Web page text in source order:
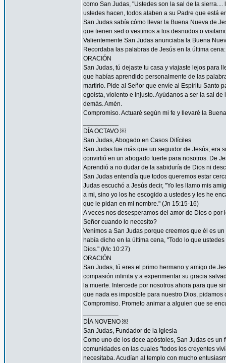
como San Judas, "Ustedes son la sal de la
ustedes hacen, todos alaben a su Padre que está
San Judas sabía cómo llevar la Buena Nueva de
que tienen sed o vestimos a los desnudos o
Valientemente San Judas anunciaba la Buena
Recordaba las palabras de Jesús en la última
ORACIÓN
San Judas, tú dejaste tu casa y viajaste lejos para
que habías aprendido personalmente de las
martirio. Pide al Señor que envíe al Espíritu Santo
egoísta, violento e injusto. Ayúdanos a ser la sal
demás. Amén.
Compromiso. Actuaré según mi fe y llevaré la
DÍA OCTAVO ￼
San Judas, Abogado en Casos Difíciles
San Judas fue más que un seguidor de Jesús; era
convirtió en un abogado fuerte para nosotros. De
Aprendió a no dudar de la sabiduría de Dios ni
San Judas entendía que todos queremos estar
Judas escuchó a Jesús decir, "Yo les llamo mis
a mi, sino yo los he escogido a ustedes y les he
que le pidan en mi nombre." (Jn 15:15-16)
A veces nos desesperamos del amor de Dios o
Señor cuando lo necesito?
Venimos a San Judas porque creemos que él es
había dicho en la última cena, "Todo lo que
Dios." (Mc 10:27)
ORACIÓN
San Judas, tú eres el primo hermano y amigo de
compasión infinita y a experimentar su gracia
la muerte. Intercede por nosotros ahora para que
que nada es imposible para nuestro Dios,
Compromiso. Prometo animar a alguien que se
DÍA NOVENO ￼
San Judas, Fundador de la Iglesia
Como uno de los doce apóstoles, San Judas es
comunidades en las cuales "todos los creyentes
necesitaba. Acudían al templo con mucho